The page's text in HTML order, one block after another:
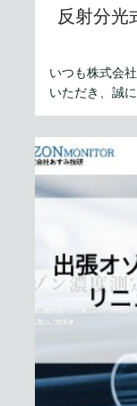
反射分光
いつも株式会
いただき、誠